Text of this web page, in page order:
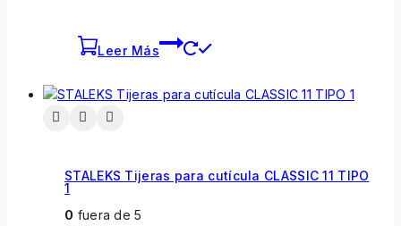
Leer Más
STALEKS Tijeras para cutícula CLASSIC 11 TIPO
1
0 fuera de 5